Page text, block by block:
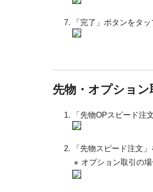
「完了」ボタンをタ
先物・オプション
「先物OPスピード注
「先物スピード注文
※ オプション取引の